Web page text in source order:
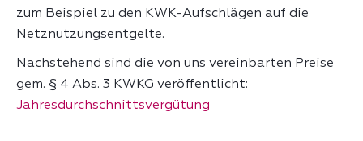
zum Beispiel zu den KWK-Aufschlägen auf die
Netznutzungsentgelte.
Nachstehend sind die von uns vereinbarten Preise
gem. § 4 Abs. 3 KWKG veröffentlicht:
Jahresdurchschnittsvergütung